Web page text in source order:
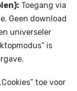
Toegang via
Geen download
universeler
is
toe voor